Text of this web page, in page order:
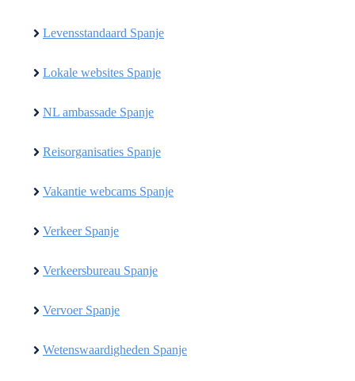
Levensstandaard Spanje
Lokale websites Spanje
NL ambassade Spanje
Reisorganisaties Spanje
Vakantie webcams Spanje
Verkeer Spanje
Verkeersbureau Spanje
Vervoer Spanje
Wetenswaardigheden Spanje